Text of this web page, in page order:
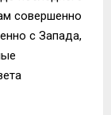
совершенно
с Запада,